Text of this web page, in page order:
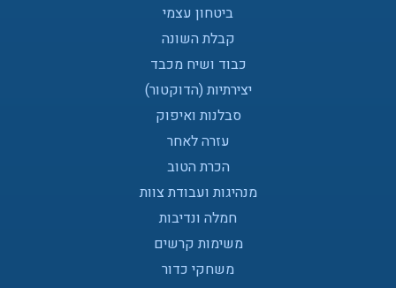
ביטחון עצמי
קבלת השונה
כבוד ושיח מכבד
יצירתיות (הדוקטור)
סבלנות ואיפוק
עזרה לאחר
הכרת הטוב
מנהיגות ועבודת צוות
חמלה ונדיבות
משימות קרשים
משחקי כדור